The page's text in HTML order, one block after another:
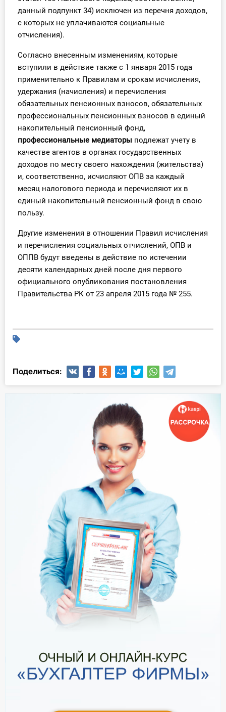
бухгалтера
данный подпункт 34) исключен из перечня доходов,
с которых не уплачиваются социальные
отчисления).
Согласно внесенным изменениям, которые
вступили в действие также с 1 января 2015 года
применительно к Правилам и срокам исчисления,
удержания (начисления) и перечисления
обязательных пенсионных взносов, обязательных
профессиональных пенсионных взносов в единый
накопительный пенсионный фонд,
профессиональные медиаторы подлежат учету в
качестве агентов в органах государственных
доходов по месту своего нахождения (жительства)
и, соответственно, исчисляют ОПВ за каждый
месяц налогового периода и перечисляют их в
единый накопительный пенсионный фонд в свою
пользу.
Другие изменения в отношении Правил исчисления
и перечисления социальных отчислений, ОПВ и
ОППВ будут введены в действие по истечении
десяти календарных дней после дня первого
официального опубликования постановления
Правительства РК от 23 апреля 2015 года № 255.
Поделиться: